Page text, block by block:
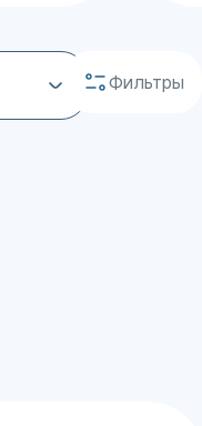
Фильтры